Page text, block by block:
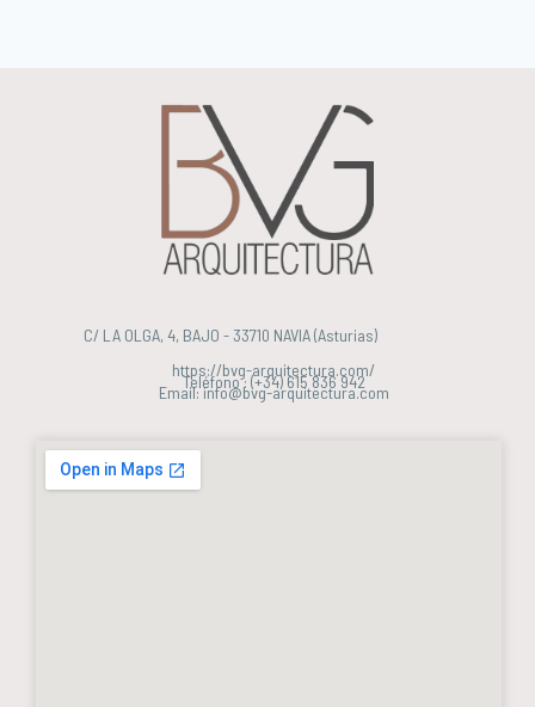
C/ LA OLGA, 4, BAJO - 33710 NAVIA (Asturias)
https://bvg-arquitectura.com/
Teléfono : (+34) 615 836 942
Email: info@bvg-arquitectura.com